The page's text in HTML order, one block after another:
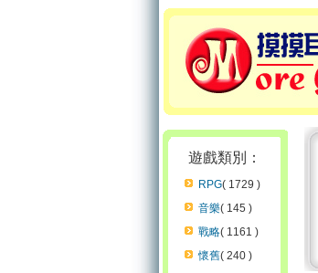
遊戲類別：
RPG( 1729 )
音樂( 145 )
戰略( 1161 )
懷舊( 240 )